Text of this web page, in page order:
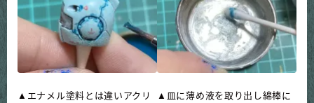
▲エナメル塗料とは違いアクリ
▲皿に薄め液を取り出し綿棒に